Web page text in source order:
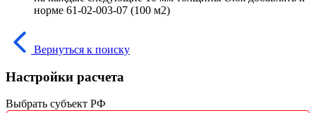
норме 61-02-003-07 (100 м2)
Вернуться к поиску
Настройки расчета
Выбрать субъект РФ